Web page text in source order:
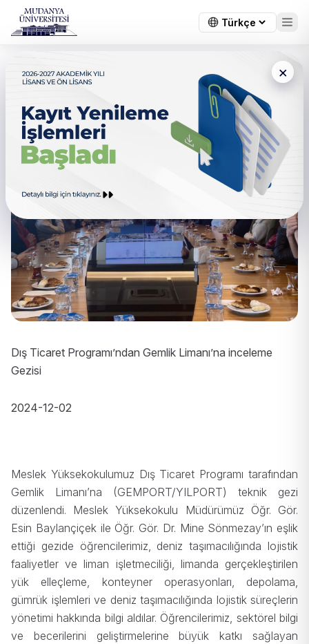
×
Dış Ticaret Programı’ndan
Gemlik Limanı’na inceleme
Gezisi
Dış Ticaret Programı’ndan Gemlik Limanı’na inceleme
Gezisi
2024-12-02
Meslek Yüksekokulumuz Dış Ticaret Programı tarafından
Gemlik Limanı’na (GEMPORT/YILPORT) teknik gezi
düzenlendi. Meslek Yüksekokulu Müdürümüz Öğr. Gör.
Esin Baylançiçek ile Öğr. Gör. Dr. Mine Sönmezay’ın eşlik
ettiği gezide öğrencilerimiz, deniz taşımacılığında lojistik
faaliyetler ve liman işletmeciliği, limanda gerçekleştirilen
yük elleçleme, konteyner operasyonları, depolama,
gümrük işlemleri ve deniz taşımacılığında lojistik süreçlerin
yönetimi hakkında bilgi aldılar. Öğrencilerimiz, sektörel bilgi
ve becerilerini geliştirmelerine büyük katkı sağlayan